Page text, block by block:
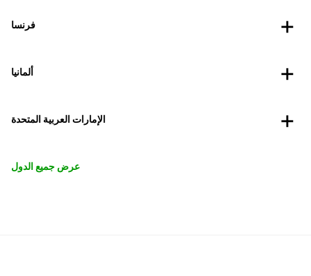
فرنسا
ألمانيا
الإمارات العربية المتحدة
عرض جميع الدول